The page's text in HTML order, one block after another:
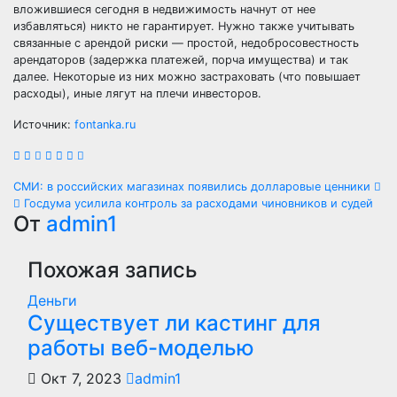
вложившиеся сегодня в недвижимость начнут от нее
избавляться) никто не гарантирует. Нужно также учитывать
связанные с арендой риски — простой, недобросовестность
арендаторов (задержка платежей, порча имущества) и так
далее. Некоторые из них можно застраховать (что повышает
расходы), иные лягут на плечи инвесторов.
Источник: fontanka.ru
Навигация
по
записям
СМИ: в российских магазинах появились долларовые ценники
Госдума усилила контроль за расходами чиновников и судей
От admin1
Похожая запись
Деньги
Существует ли кастинг для
работы веб-моделью
Окт 7, 2023
admin1